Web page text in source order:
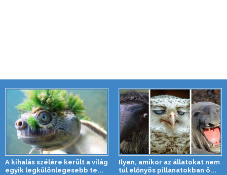
A kihalás szélére került a világ
egyik legkülönlegesebb te...
Ilyen, amikor az állatokat nem
túl előnyös pillanatokban ö...